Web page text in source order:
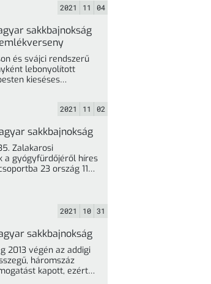
2021 11 04
sakkbajnokság
és svájci rendszerű
lebonyolított
kieséses
2021 11 02
sakkbajnokság
Zalakarosi
a gyógyfürdőjéről híres
23 ország 112
2021 10 31
sakkbajnokság
2013 végén az addigi
háromszáz
kapott, ezért